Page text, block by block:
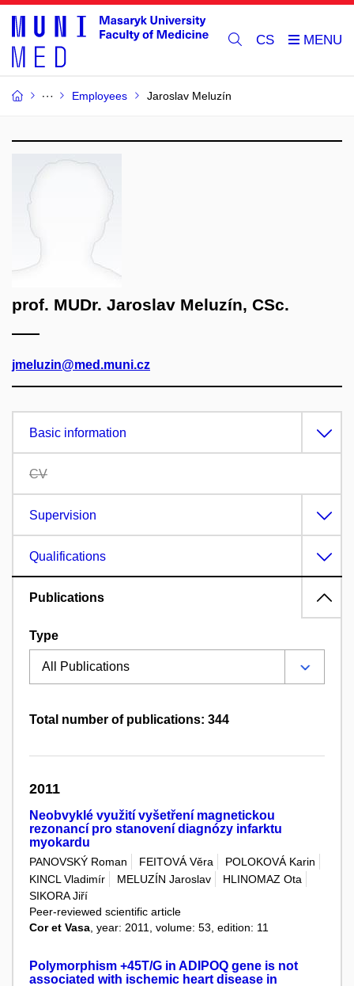
CS
Employees Jaroslav Meluzín
prof. MUDr. Jaroslav Meluzín, CSc.
jmeluzin@med.muni.cz
Basic information
CV
Supervision
Qualifications
Publications
Type
Total number of publications: 344
2011
Neobvyklé využití vyšetření magnetickou
rezonancí pro stanovení diagnózy infarktu
myokardu
PANOVSKÝ Roman FEITOVÁ Věra
POLOKOVÁ Karin
KINCL Vladimír
MELUZÍN Jaroslav
HLINOMAZ Ota
SIKORA Jiří
Peer-reviewed scientific article
Cor et Vasa , year: 2011, volume: 53, edition: 11
Polymorphism +45T/G in ADIPOQ gene is not
associated with ischemic heart disease in